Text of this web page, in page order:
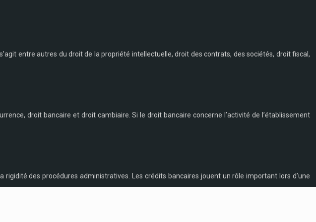
entre autres du droit de la propriété intellectuelle, droit des contrats, des sociétés, droit fiscal,
droit bancaire et droit cambiaire. Si le droit bancaire concerne l’activité de l’établissement
des procédures administratives. Les crédits bancaires jouent un rôle important lors d’une